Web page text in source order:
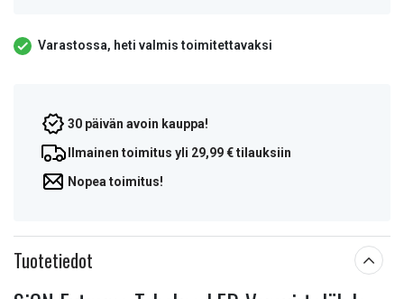
Varastossa, heti valmis toimitettavaksi
30 päivän avoin kauppa!
Ilmainen toimitus yli 29,99 € tilauksiin
Nopea toimitus!
Tuotetiedot